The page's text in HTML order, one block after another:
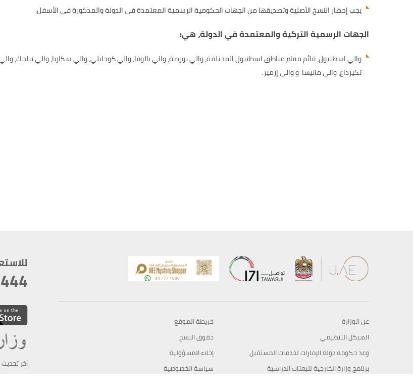
يجب إحضار النسخ الأصلية وتصديقها من الجهات الحكومية الرسمية المعتمدة في الدولة والمذكورة في الأسفل.
الجهات الرسمية التركية والمعتمدة في الدولة، هي:
والي اسطنبول، قائم مقام مناطق اسطنبول المختلفة، والي بورصة، والي يالوفا، والي كوجايلي، والي سكاريا، والي بيلجك،
تكيرداغ، والي مانيسا و والي إزمير.
آخر تحديث
عن الوزارة
الهيكل التنظيمي
وعد حكومة دولة الإمارات لخدمات المستقبل
برنامج وزارة الخارجية للبعثات الدراسية
خريطة الموقع
حقوق النسخ
إخلاء المسؤولية
سياسة الخصوصية